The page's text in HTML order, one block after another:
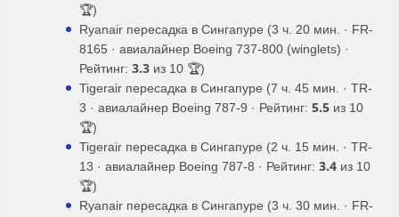
🏆)
Ryanair пересадка в Сингапуре (3 ч. 20 мин. · FR-
8165 · авиалайнер Boeing 737-800 (winglets) ·
Рейтинг: 3.3 из 10 🏆)
Tigerair пересадка в Сингапуре (7 ч. 45 мин. · TR-
3 · авиалайнер Boeing 787-9 · Рейтинг: 5.5 из 10
🏆)
Tigerair пересадка в Сингапуре (2 ч. 15 мин. · TR-
13 · авиалайнер Boeing 787-8 · Рейтинг: 3.4 из 10
🏆)
Ryanair пересадка в Сингапуре (3 ч. 30 мин. · FR-